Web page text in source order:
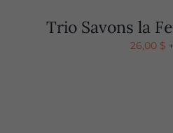
Trio Savons la
26,00 $